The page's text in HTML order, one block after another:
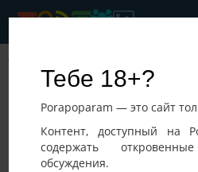
Тебе 18+?
Porapoparam — это сайт
Контент, доступный на
содержать
обсуждения.
Viktor
07-08-2026 11:28
Украина, Киев